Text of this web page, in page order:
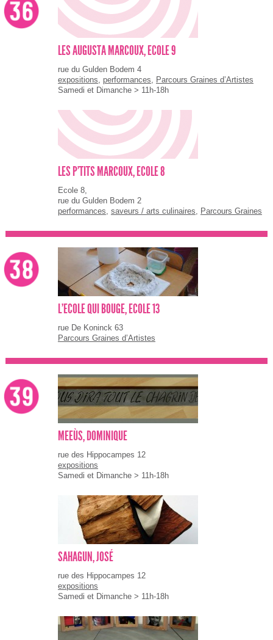
LES AUGUSTA MARCOUX, ECOLE 9
rue du Gulden Bodem 4
expositions, performances, Parcours Graines d’Artistes
Samedi et Dimanche > 11h-18h
LES P'TITS MARCOUX, ECOLE 8
Ecole 8,
rue du Gulden Bodem 2
performances, saveurs / arts culinaires, Parcours Graines
L'ECOLE QUI BOUGE, ECOLE 13
rue De Koninck 63
Parcours Graines d’Artistes
MEEÙS, DOMINIQUE
rue des Hippocampes 12
expositions
Samedi et Dimanche > 11h-18h
SAHAGUN, JOSÉ
rue des Hippocampes 12
expositions
Samedi et Dimanche > 11h-18h